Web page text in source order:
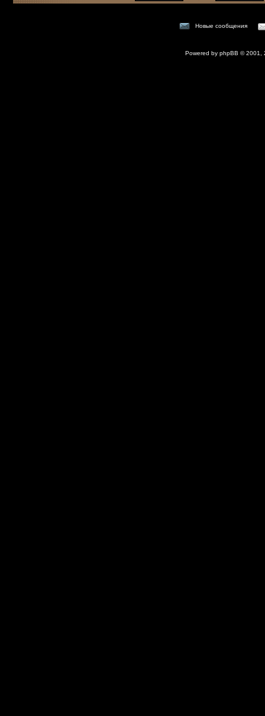
Новые сообщения
Powered by phpBB © 2001,